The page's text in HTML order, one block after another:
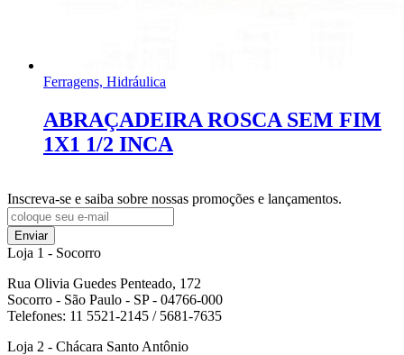
Ferragens, Hidráulica
ABRAÇADEIRA ROSCA SEM FIM
1X1 1/2 INCA
Inscreva-se e saiba sobre nossas promoções e lançamentos.
Enviar
Loja 1 - Socorro
Rua Olivia Guedes Penteado, 172
Socorro - São Paulo - SP - 04766-000
Telefones: 11 5521-2145 / 5681-7635
Loja 2 - Chácara Santo Antônio